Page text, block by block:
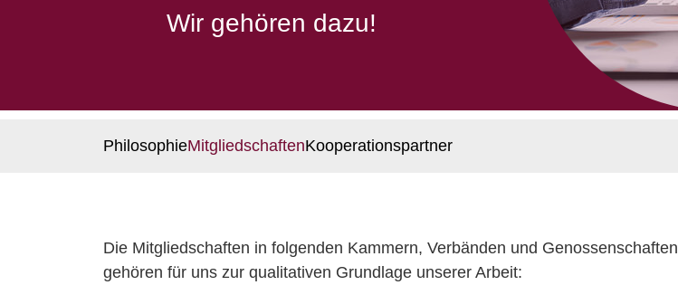
Wir gehören dazu!
PhilosophieMitgliedschaftenKooperationspartner
Die Mitgliedschaften in folgenden Kammern, Verbänden und Genossenschaften
gehören für uns zur qualitativen Grundlage unserer Arbeit: